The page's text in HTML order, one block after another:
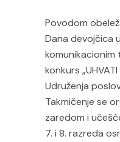
Povodom
Dana devojčica
komunikacionim
konkurs
Udruženja
Takmičenje se
zaredom i
7. i 8. razreda